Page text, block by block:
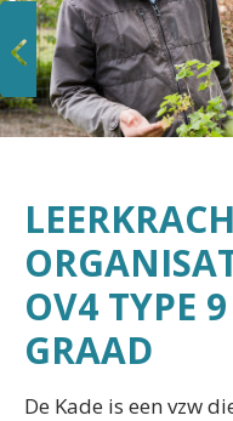
Vorige
OV4 TYPE
GRAAD
De Kade is een vzw